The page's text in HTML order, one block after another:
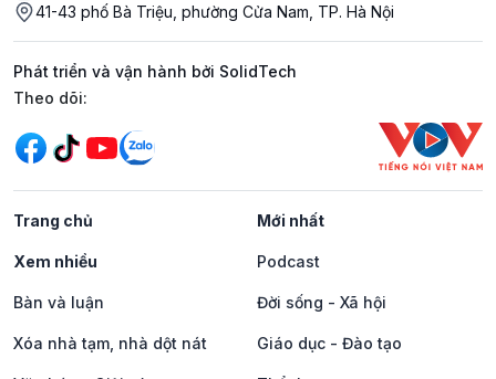
41-43 phố Bà Triệu, phường Cửa Nam, TP. Hà Nội
Phát triển và vận hành bởi SolidTech
Mạng xã hội
Theo dõi:
Trang chủ Mới nhất
Xem nhiều Podcast
Bàn và luận Đời sống - Xã hội
Xóa nhà tạm, nhà dột nát Giáo dục - Đào tạo